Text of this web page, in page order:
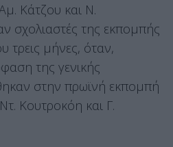
Κάτζου και Ν.
σχολιαστές της εκπομπής
τρεις μήνες, όταν,
της γενικής
στην πρωϊνή εκπομπή
Κουτροκόη και Γ.